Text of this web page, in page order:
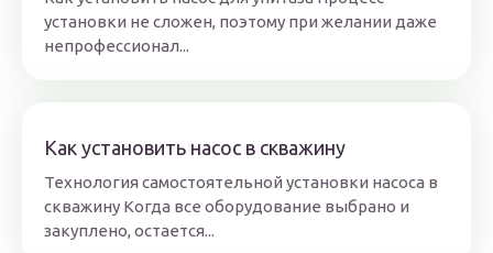
установки не сложен, поэтому при желании даже
непрофессионал...
Как установить насос в скважину
Технология самостоятельной установки насоса в
скважину Когда все оборудование выбрано и
закуплено, остается...